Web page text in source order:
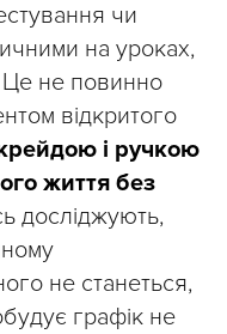
чи
на уроках,
Це не повинно
відкритого
і ручкою
життя без
досліджують,
не станеться,
графік не